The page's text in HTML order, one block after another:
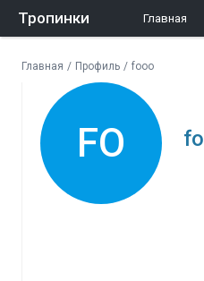
Тропинки Главная
Главная / Профиль / fooo
FO